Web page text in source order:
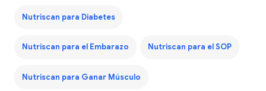
Nutriscan para Diabetes
Nutriscan para el Embarazo Nutriscan para el SOP
Nutriscan para Ganar Músculo